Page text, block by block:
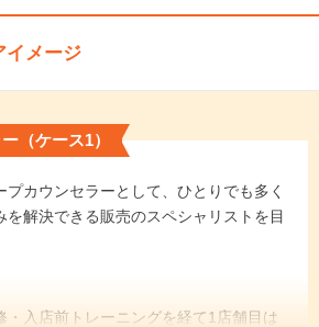
イメージ
（ケース1）
プカウンセラーとして、ひとりでも多く
を解決できる販売のスペシャリストを目
・入店前トレーニングを経て1店舗目は